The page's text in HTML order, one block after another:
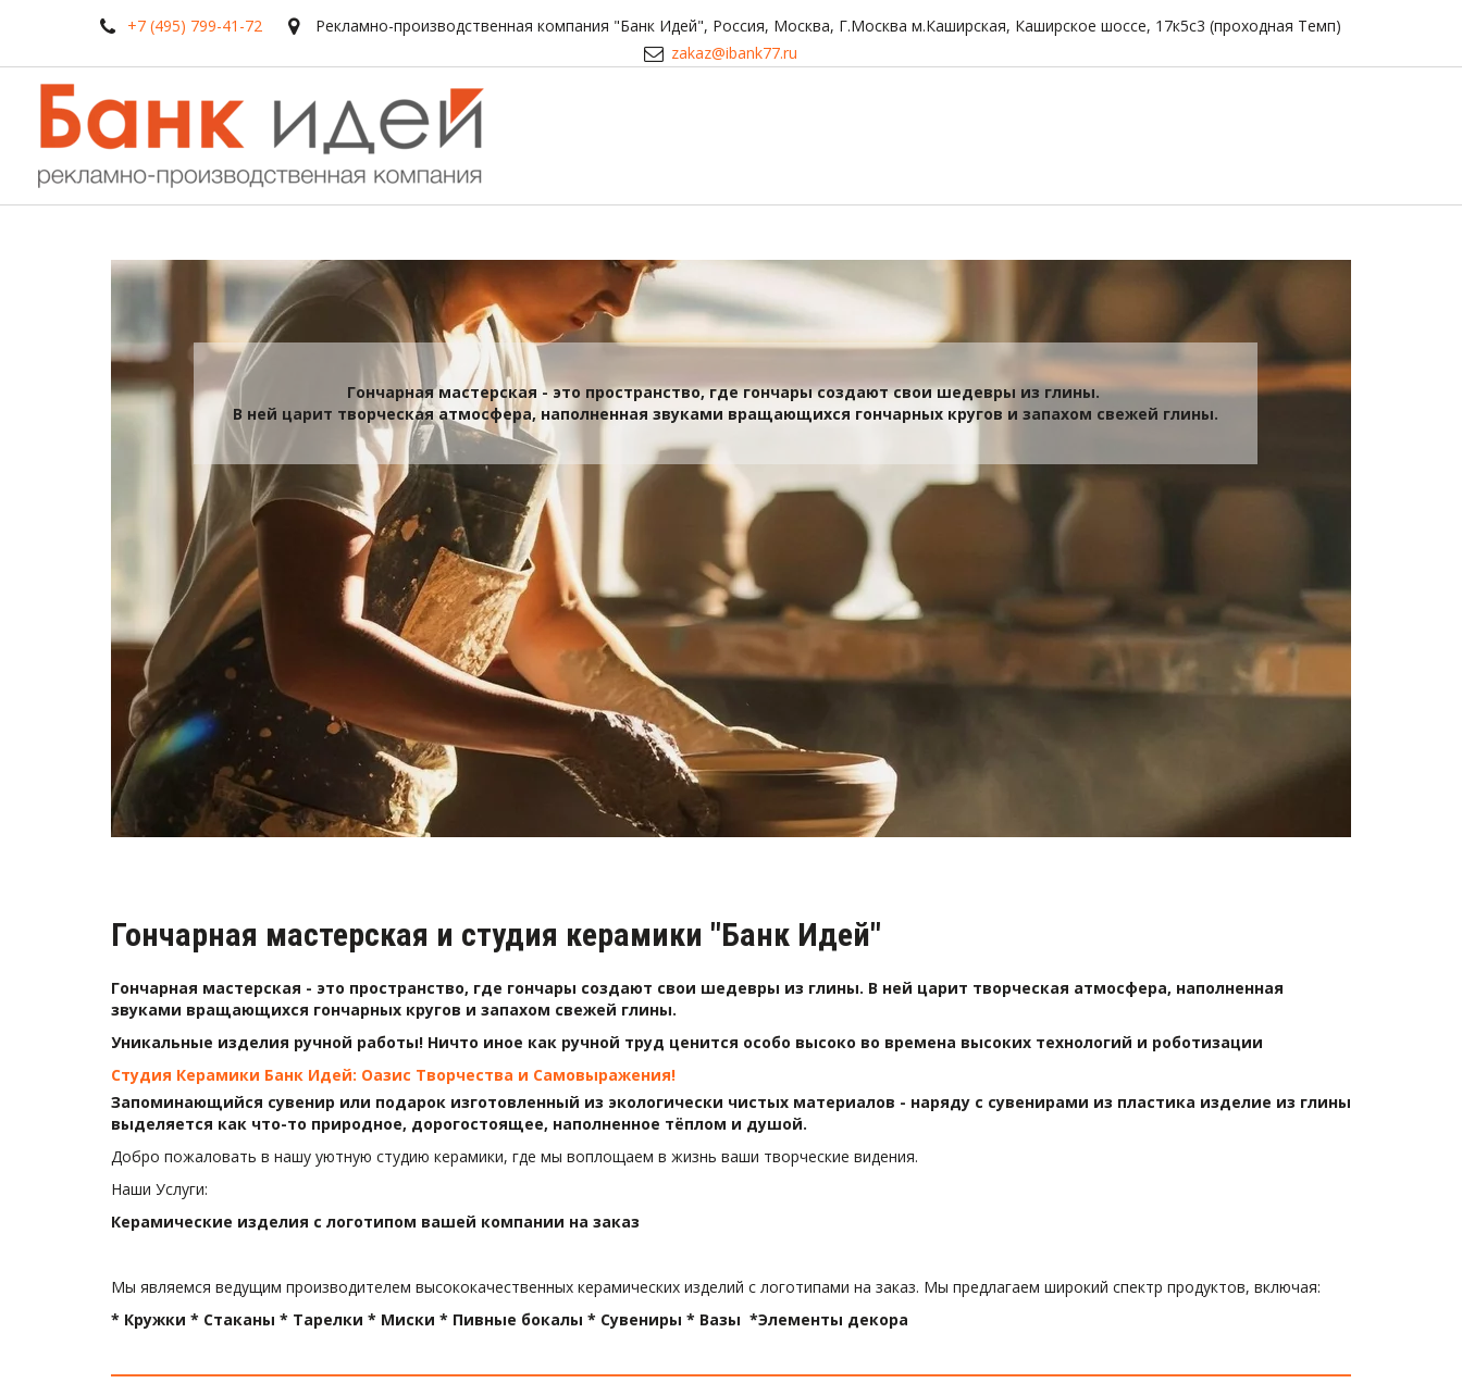
+7 (495) 799-41-72 Рекламно-производственная компания "Банк Идей", Россия, Москва, Г.Москва м.Каширская, Каширское шоссе, 17к5с3 (проходная Темп)
zakaz@ibank77.ru
Гончарная мастерская - это пространство, где гончары создают свои шедевры из глины.
В ней царит творческая атмосфера, наполненная звуками вращающихся гончарных кругов и запахом свежей глины.
Гончарная мастерская и студия керамики "Банк Идей"
Гончарная мастерская - это пространство, где гончары создают свои шедевры из глины. В ней царит творческая атмосфера, наполненная
звуками вращающихся гончарных кругов и запахом свежей глины.
Уникальные изделия ручной работы! Ничто иное как ручной труд ценится особо высоко во времена высоких технологий и роботизации
Студия Керамики Банк Идей: Оазис Творчества и Самовыражения!
Запоминающийся сувенир или подарок изготовленный из экологически чистых материалов - наряду с сувенирами из пластика изделие из глины
выделяется как что-то природное, дорогостоящее, наполненное тёплом и душой.
Добро пожаловать в нашу уютную студию керамики, где мы воплощаем в жизнь ваши творческие видения.
Наши Услуги:
Керамические изделия с логотипом вашей компании на заказ
Мы являемся ведущим производителем высококачественных керамических изделий с логотипами на заказ. Мы предлагаем широкий спектр продуктов, включая:
* Кружки * Стаканы * Тарелки * Миски * Пивные бокалы * Сувениры * Вазы  *Элементы декора